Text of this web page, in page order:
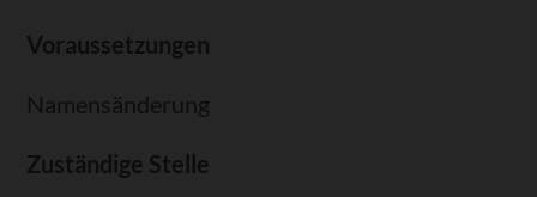
Voraussetzungen
Namensänderung
Zuständige Stelle